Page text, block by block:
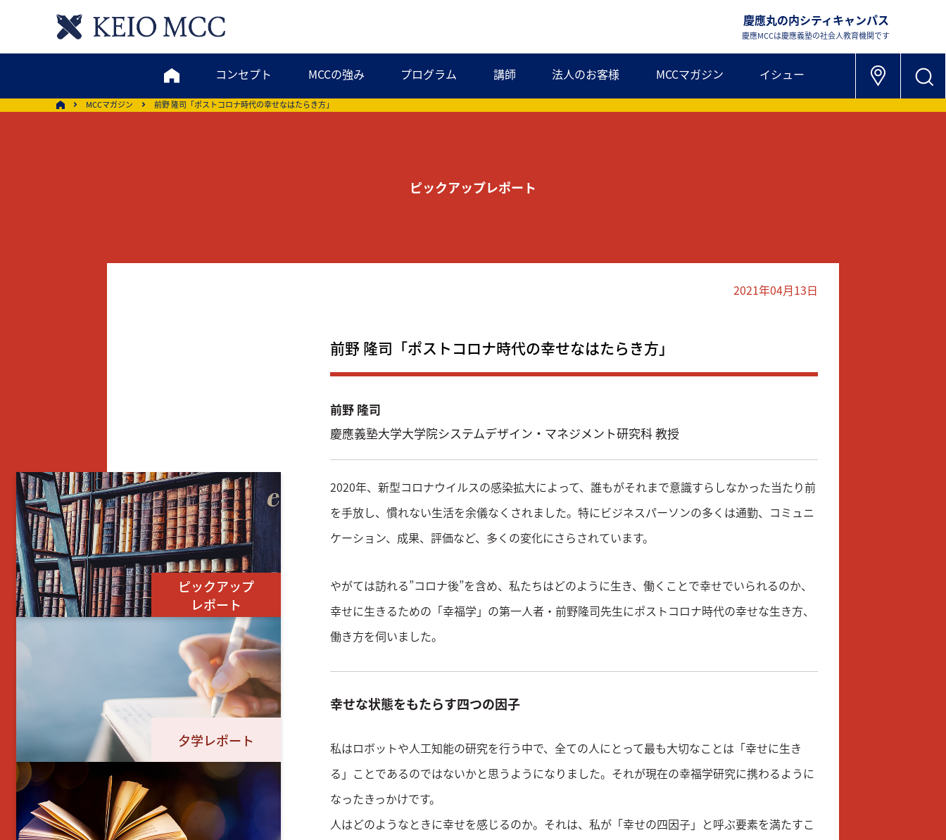
慶應丸の内シティキャンパス
慶應MCCは慶應義塾の社会人教育機関です
コンセプト MCCの強み プログラム 講師 法人のお客様 MCCマガジン イシュー
MCCマガジン 前野 隆司「ポストコロナ時代の幸せなはたらき方」
ピックアップレポート
2021年04月13日
前野 隆司「ポストコロナ時代の幸せなはたらき方」
前野 隆司
慶應義塾大学大学院システムデザイン・マネジメント研究科 教授
2020年、新型コロナウイルスの感染拡大によって、誰もがそれまで意識すらしなかった当たり前
を手放し、慣れない生活を余儀なくされました。特にビジネスパーソンの多くは通勤、コミュニ
ケーション、成果、評価など、多くの変化にさらされています。
やがては訪れる”コロナ後”を含め、私たちはどのように生き、働くことで幸せでいられるのか、
幸せに生きるための「幸福学」の第一人者・前野隆司先生にポストコロナ時代の幸せな生き方、
働き方を伺いました。
幸せな状態をもたらす四つの因子
私はロボットや人工知能の研究を行う中で、全ての人にとって最も大切なことは「幸せに生き
る」ことであるのではないかと思うようになりました。それが現在の幸福学研究に携わるように
なったきっかけです。
人はどのようなときに幸せを感じるのか。それは、私が「幸せの四因子」と呼ぶ要素を満たすこ
ピックアップ
レポート
夕学レポート